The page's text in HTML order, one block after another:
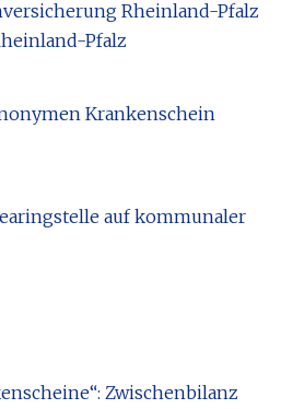
Rheinland-Pfalz
Pfalz
Krankenschein
auf kommunaler
Zwischenbilanz